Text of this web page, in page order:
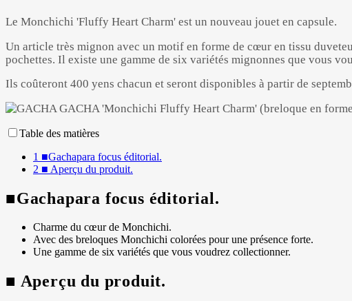
Le Monchichi 'Fluffy Heart Charm' est un nouveau jouet en capsule.
Un article très mignon avec un motif en forme de cœur en tissu
pochettes. Il existe une gamme de six variétés mignonnes que vous
Ils coûteront 400 yens chacun et seront disponibles à partir de
Table des matières
1 ■Gachapara focus éditorial.
2 ■ Aperçu du produit.
■Gachapara focus éditorial.
Charme du cœur de Monchichi.
Avec des breloques Monchichi colorées pour une présence forte.
Une gamme de six variétés que vous voudrez collectionner.
■ Aperçu du produit.